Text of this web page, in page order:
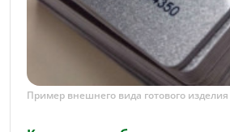
Пример внешнего вида готового изделия